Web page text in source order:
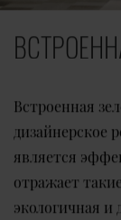
Встроенная
дизайнерское
является
отражает
экологичная и